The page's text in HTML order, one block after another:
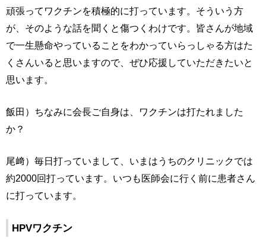
頑張ってワクチンを積極的に打っています。そういう方
が、そのような話を聞くと傷つくわけです。皆さんが地域
で一生懸命やっていることをわかっていらっしゃる方はた
くさんいると思いますので、ぜひ応援していただきたいと
思います。
飯田）ちなみに会長ご自身は、ワクチンは打たれました
か？
尾﨑）毎日打っていまして、いまはうちのクリニックでは
約2000回打っています。いつも医師会に行く前に患者さん
に打っています。
HPVワクチン